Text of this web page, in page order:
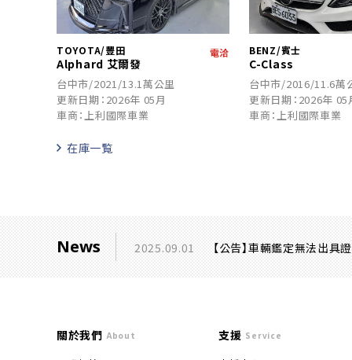
TOYOTA/豐田
Alphard 艾爾發
電洽
台中市/2021/13.1萬公里
更新日期：2026年 05月
車商：上利國際車業
BENZ/賓士
C-Class
台中市/2016/11.6萬
更新日期：2026年 05
車商：上利國際車業
在庫一覧
News 2025.09.01 【公告】車輛鑑定無法出具
關於我們 About 支援 Service